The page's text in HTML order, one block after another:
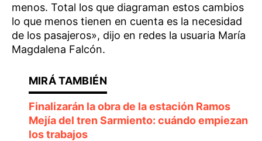
menos. Total los que diagraman estos cambios
lo que menos tienen en cuenta es la necesidad
de los pasajeros», dijo en redes la usuaria María
Magdalena Falcón.
Finalizarán la obra de la estación Ramos
Mejía del tren Sarmiento: cuándo empiezan
los trabajos